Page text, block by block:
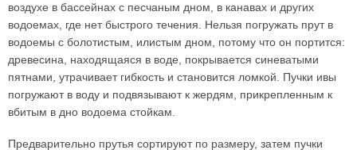
воздухе в бассейнах с песчаным дном, в канавах и других
водоемах, где нет быстрого течения. Нельзя погружать прут в
водоемы с болотистым, илистым дном, потому что он портится:
древесина, находящаяся в воде, покрывается синеватыми
пятнами, утрачивает гибкость и становится ломкой. Пучки ивы
погружают в воду и подвязывают к жердям, прикрепленным к
вбитым в дно водоема стойкам.
Предварительно прутья сортируют по размеру, затем пучки